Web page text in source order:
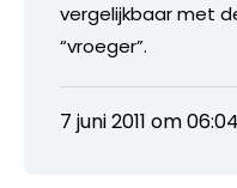
vergelijkbaar met
“vroeger”.
7 juni 2011 om 06:04